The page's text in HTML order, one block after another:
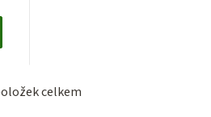
Ocelkem